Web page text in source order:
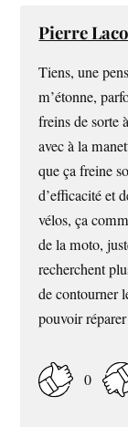
Pierre
Tiens, une
m’étonne,
freins de sorte
avec à la
que ça freine
d’efficacité et
vélos, ça
de la moto,
recherchent
de contourner
pouvoir
0